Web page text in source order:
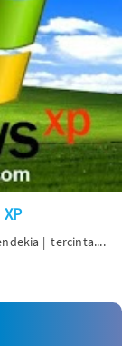
| tercinta....